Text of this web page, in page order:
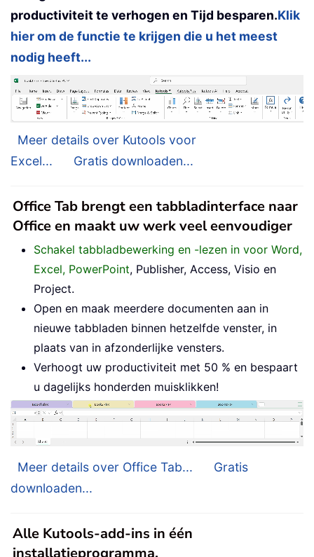
productiviteit te verhogen en Tijd besparen.Klik
hier om de functie te krijgen die u het meest
nodig heeft...
Meer details over Kutools voor
Excel...
Gratis downloaden...
Office Tab brengt een tabbladinterface naar
Office en maakt uw werk veel eenvoudiger
Schakel tabbladbewerking en -lezen in voor Word,
Excel, PowerPoint, Publisher, Access, Visio en
Project.
Open en maak meerdere documenten aan in
nieuwe tabbladen binnen hetzelfde venster, in
plaats van in afzonderlijke vensters.
Verhoogt uw productiviteit met 50 % en bespaart
u dagelijks honderden muisklikken!
Meer details over Office Tab...
Gratis
downloaden...
Alle Kutools-add-ins in één
installatieprogramma.